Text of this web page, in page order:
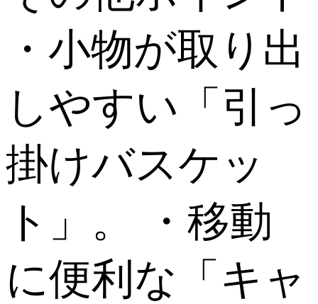
・小物が取り出
しやすい「引っ
掛けバスケッ
ト」。 ・移動
に便利な「キャ